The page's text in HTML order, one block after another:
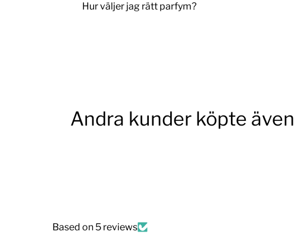
Hur väljer jag rätt parfym?
Andra kunder köpte även
Based on 5 reviews